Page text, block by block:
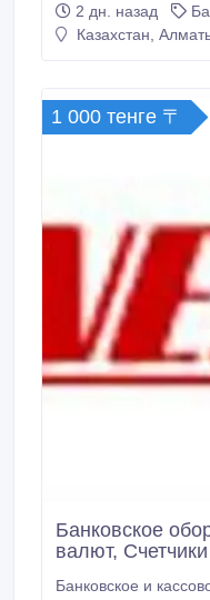
следующего
2 дн. назад
Казахстан,
1 000 тенге 〒
Банковское
валют,
Банковское и